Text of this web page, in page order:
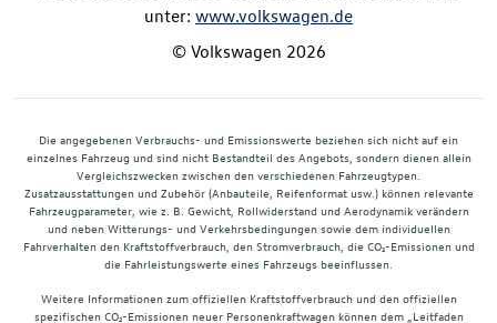
unter: www.volkswagen.de
© Volkswagen 2026
Die angegebenen Verbrauchs- und Emissionswerte beziehen sich nicht auf ein
einzelnes Fahrzeug und sind nicht Bestandteil des Angebots, sondern dienen allein
Vergleichszwecken zwischen den verschiedenen Fahrzeugtypen.
Zusatzausstattungen und Zubehör (Anbauteile, Reifenformat usw.) können relevante
Fahrzeugparameter, wie z. B. Gewicht, Rollwiderstand und Aerodynamik verändern
und neben Witterungs- und Verkehrsbedingungen sowie dem individuellen
Fahrverhalten den Kraftstoffverbrauch, den Stromverbrauch, die CO₂-Emissionen und
die Fahrleistungswerte eines Fahrzeugs beeinflussen.
Weitere Informationen zum offiziellen Kraftstoffverbrauch und den offiziellen
spezifischen CO₂-Emissionen neuer Personenkraftwagen können dem „Leitfaden